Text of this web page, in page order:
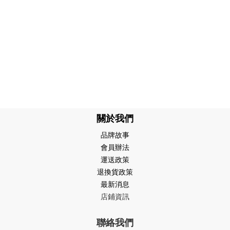
關於我們
品牌故事
會員辦法
運送政策
退換貨政策
最新消息
店鋪資訊
聯絡我們